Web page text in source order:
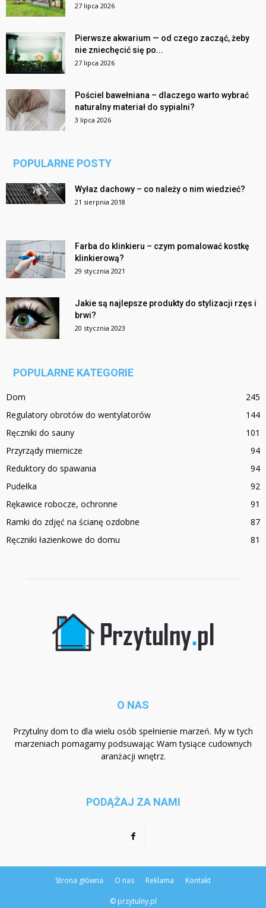
27 lipca 2026
Pierwsze akwarium — od czego zacząć, żeby
nie zniechęcić się po...
27 lipca 2026
Pościel bawełniana – dlaczego warto wybrać
naturalny materiał do sypialni?
3 lipca 2026
POPULARNE POSTY
Wyłaz dachowy – co należy o nim wiedzieć?
21 sierpnia 2018
Farba do klinkieru – czym pomalować kostkę
klinkierową?
29 stycznia 2021
Jakie są najlepsze produkty do stylizacji rzęs i
brwi?
20 stycznia 2023
POPULARNE KATEGORIE
Dom
245
Regulatory obrotów do wentylatorów
144
Ręczniki do sauny
101
Przyrządy miernicze
94
Reduktory do spawania
94
Pudełka
92
Rękawice robocze, ochronne
91
Ramki do zdjęć na ścianę ozdobne
87
Ręczniki łazienkowe do domu
81
O NAS
Przytulny dom to dla wielu osób spełnienie marzeń. My w tych
marzeniach pomagamy podsuwając Wam tysiące cudownych
aranżacji wnętrz.
PODĄŻAJ ZA NAMI
Strona główna O nas Reklama Kontakt
© przytulny.pl